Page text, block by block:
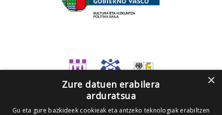
×
Zure datuen erabilera
arduratsua
Gu eta gure bazkideek cookieak eta antzeko teknologiak erabiltzen